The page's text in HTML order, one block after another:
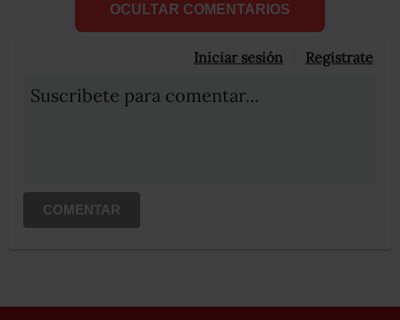
OCULTAR COMENTARIOS
Iniciar sesión Registrate
Suscribete para comentar...
COMENTAR